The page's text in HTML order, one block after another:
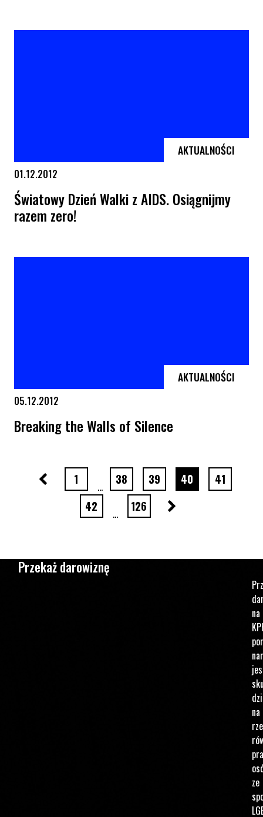
AKTUALNOŚCI
01.12.2012
Światowy Dzień Walki z AIDS. Osiągnijmy
razem zero!
AKTUALNOŚCI
05.12.2012
Breaking the Walls of Silence
Poprzednia strona
strona numer
1 …
strona numer
38 strona numer
39 strona numer
40 strona
41
strona numer
42 …
strona numer
126 Następna strona
Przekaż darowiznę
na
na
ze